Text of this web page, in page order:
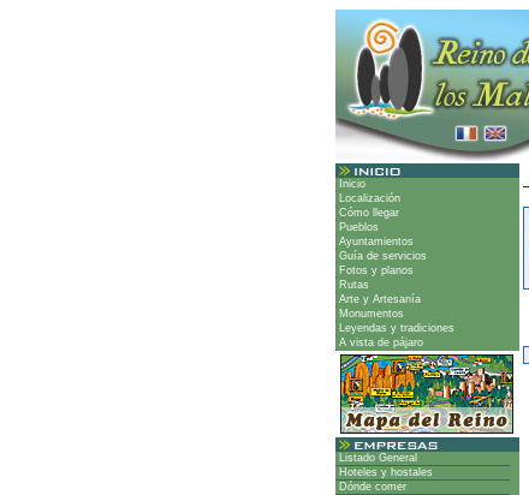
Inicio
Localización
Cómo llegar
Pueblos
Ayuntamientos
Guía de servicios
Fotos y planos
Rutas
Arte y Artesanía
Monumentos
Leyendas y tradiciones
A vista de pájaro
Listado General
Hoteles y hostales
Dónde comer